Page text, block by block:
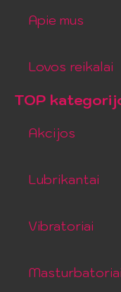
Apie mus
Lovos reikalai
TOP
Akcijos
Lubrikantai
Vibratoriai
Masturbatoriai